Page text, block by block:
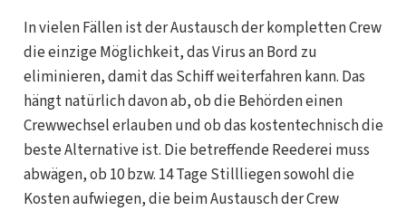
In vielen Fällen ist der Austausch der kompletten Crew
die einzige Möglichkeit, das Virus an Bord zu
eliminieren, damit das Schiff weiterfahren kann. Das
hängt natürlich davon ab, ob die Behörden einen
Crewwechsel erlauben und ob das kostentechnisch die
beste Alternative ist. Die betreffende Reederei muss
abwägen, ob 10 bzw. 14 Tage Stillliegen sowohl die
Kosten aufwiegen, die beim Austausch der Crew